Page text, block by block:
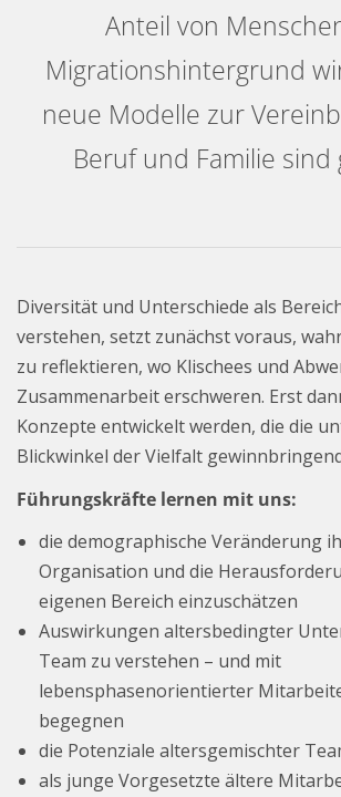
Anteil von
Migrationshintergrund
neue Modelle zur
Beruf und Familie sind
Diversität und Unterschiede als
verstehen, setzt zunächst voraus,
zu reflektieren, wo Klischees und
Zusammenarbeit erschweren. Erst
Konzepte entwickelt werden, die die
Blickwinkel der Vielfalt
Führungskräfte lernen mit uns:
die demographische Veränderung
Organisation und die
eigenen Bereich einzuschätzen
Auswirkungen altersbedingter
Team zu verstehen – und mit
lebensphasenorientierter
begegnen
die Potenziale altersgemischter
als junge Vorgesetzte ältere